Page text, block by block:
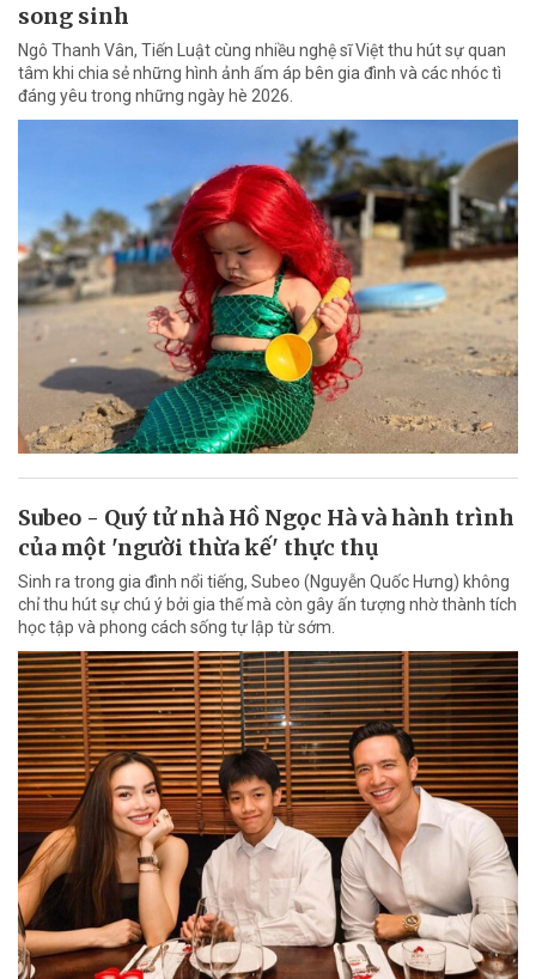
song sinh
Ngô Thanh Vân, Tiến Luật cùng nhiều nghệ sĩ Việt thu hút sự quan
tâm khi chia sẻ những hình ảnh ấm áp bên gia đình và các nhóc tì
đáng yêu trong những ngày hè 2026.
Subeo - Quý tử nhà Hồ Ngọc Hà và hành trình
của một 'người thừa kế' thực thụ
Sinh ra trong gia đình nổi tiếng, Subeo (Nguyễn Quốc Hưng) không
chỉ thu hút sự chú ý bởi gia thế mà còn gây ấn tượng nhờ thành tích
học tập và phong cách sống tự lập từ sớm.